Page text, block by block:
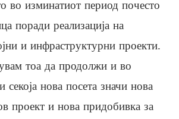
во изминатиот период почесто
поради реализација на
и инфраструктурни проекти.
тоа да продолжи и во
секоја нова посета значи нова
проект и нова придобивка за